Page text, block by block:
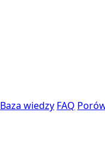
Baza wiedzy FAQ